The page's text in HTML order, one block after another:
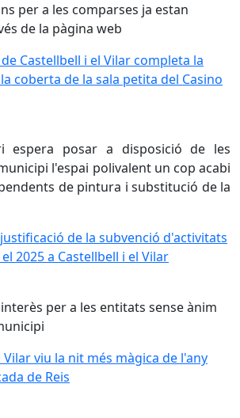
per a les comparses ja estan
de la pàgina web
Castellbell i el Vilar completa la
Castellbell i el Vilar completa la
coberta de la sala petita del Casino
espera posar a disposició de les
l'espai polivalent un cop acabi
de pintura i substitució de la
de la subvenció d'activitats
2025 a Castellbell i el Vilar
per a les entitats sense ànim
viu la nit més màgica de l'any amb
Vilar viu la nit més màgica de l'any
de Reis